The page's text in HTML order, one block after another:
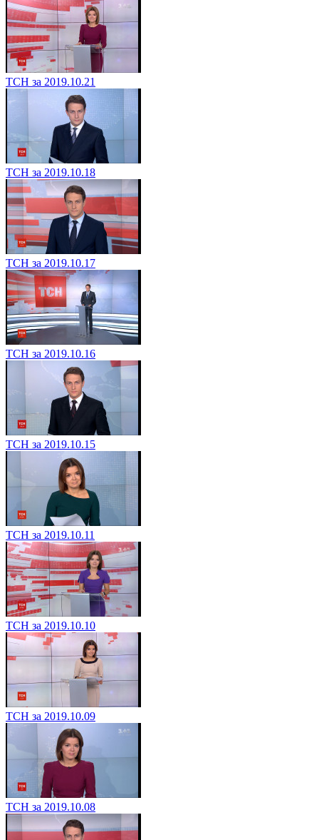
ТСН за 2019.10.21
ТСН за 2019.10.18
ТСН за 2019.10.17
ТСН за 2019.10.16
ТСН за 2019.10.15
ТСН за 2019.10.11
ТСН за 2019.10.10
ТСН за 2019.10.09
ТСН за 2019.10.08